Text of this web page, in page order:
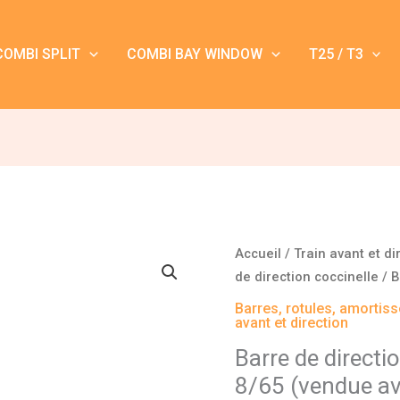
SPLIT COMBI BAY WINDOW T25 / T3
Accueil /Train avant et
de direction coccinelle /
Barres, rotules,
avant et direction
Barre de
8/65 (vendue